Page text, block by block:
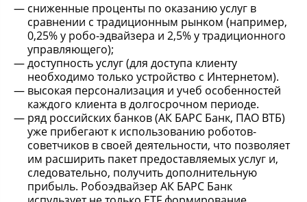
сниженные проценты по оказанию услуг в
сравнении с традиционным рынком (например,
0,25% у робо-эдвайзера и 2,5% у традиционного
управляющего);
доступность услуг (для доступа клиенту
необходимо только устройство с Интернетом).
высокая персонализация и учеб особенностей
каждого клиента в долгосрочном периоде.
ряд российских банков (АК БАРС Банк, ПАО ВТБ)
уже прибегают к использованию роботов-
советчиков в своей деятельности, что позволяет
им расширить пакет предоставляемых услуг и,
следовательно, получить дополнительную
прибыль. Робоэдвайзер АК БАРС Банк